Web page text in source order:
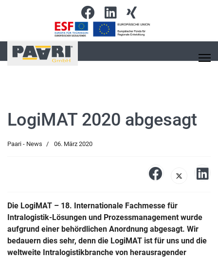
LogiMAT 2020 abgesagt
Paari - News 06. März 2020
Die LogiMAT – 18. Internationale Fachmesse für
Intralogistik-Lösungen und Prozessmanagement wurde
aufgrund einer behördlichen Anordnung abgesagt. Wir
bedauern dies sehr, denn die LogiMAT ist für uns und die
weltweite Intralogistikbranche von herausragender